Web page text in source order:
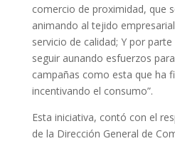
comercio de proximidad, que
animando al tejido
servicio de calidad; Y por
seguir aunando esfuerzos
campañas como esta que ha
incentivando el consumo”.
Esta iniciativa, contó con el
de la Dirección General de